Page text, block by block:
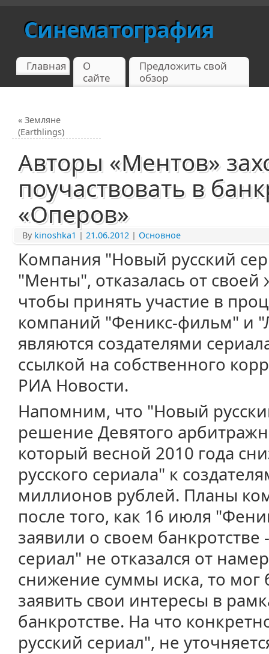
Синематография
Главная
О
сайте
Предложить свой
обзор
« Земляне
(Earthlings)
Авторы «Ментов»
поучаствовать в
«Оперов»
By kinoshka1 | 21.06.2012 | Основное
Компания "Новый русский
"Менты", отказалась от
чтобы принять участие в
компаний "Феникс-фильм" и
являются создателями
ссылкой на собственного
РИА Новости.
Напомним, что "Новый
решение Девятого
который весной 2010 года
русского сериала" к
миллионов рублей. Планы
после того, как 16 июля
заявили о своем
сериал" не отказался от
снижение суммы иска, то
заявить свои интересы в
банкротстве. На что
русский сериал", не